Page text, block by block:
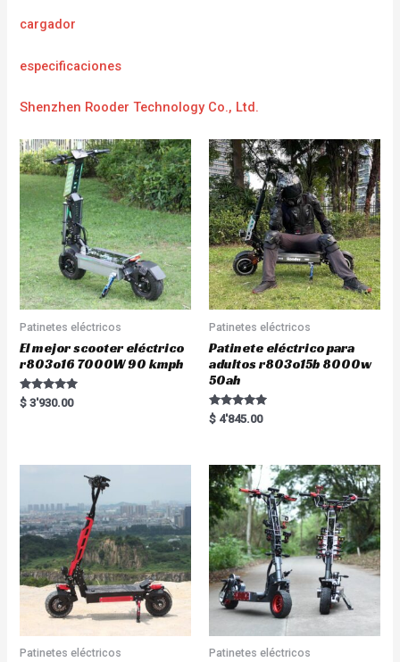
cargador
especificaciones
Shenzhen Rooder Technology Co., Ltd.
Patinetes eléctricos
El mejor scooter eléctrico
r803o16 7000W 90 kmph
Rated
5.00
$ 3'930.00
Patinetes eléctricos
Patinete eléctrico para
adultos r803o15b 8000w
50ah
Rated
5.00
$ 4'845.00
Patinetes eléctricos Patinetes eléctricos